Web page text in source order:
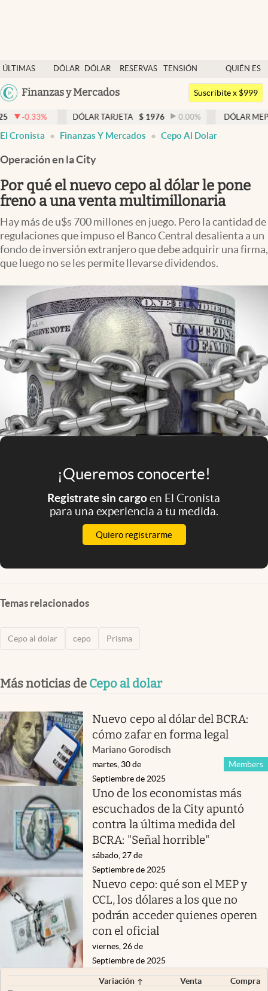
ÚLTIMAS
NOTICIAS
DÓLAR
DÓLAR
RESERVAS
TENSIÓN
GEOPOLÍTICA
QUIÉN ES
QUIÉN
Argentina
Uruguay
Finanzas y Mercados
Dólar
Members
Economía y Política
Finanzas y Mercados
Mercados Online
Negocios
Columnistas
Otras secciones
Apertura
Clase
Mundial 2026
Eventos Corporativos
El Cronista Studio
Mediakit
abre en nueva pestaña
Suscribite x $999
DÓLAR TARJETA $ 1976 0.00 % DÓLAR MEP $ 1526,03
El Cronista Finanzas Y Mercados Cepo Al Dolar
Operación en la City
Por qué el nuevo cepo al dólar le pone
freno a una venta multimillonaria
Hay más de u$s 700 millones en juego. Pero la cantidad de
regulaciones que impuso el Banco Central desalienta a un
fondo de inversión extranjero que debe adquirir una firma,
que luego no se les permite llevarse dividendos.
¡Queremos conocerte!
Registrate sin cargoen El Cronista
para una experiencia a tu medida.
Quiero registrarme
Temas relacionados
Cepo al dolar cepo Prisma
Más noticias de Cepo al dolar
Nuevo cepo al dólar del BCRA:
cómo zafar en forma legal
Mariano Gorodisch
Members
martes, 30 de
Septiembre de 2025
Uno de los economistas más
escuchados de la City apuntó
contra la última medida del
BCRA: "Señal horrible"
sábado, 27 de
Septiembre de 2025
Nuevo cepo: qué son el MEP y
CCL, los dólares a los que no
podrán acceder quienes operen
con el oficial
viernes, 26 de
Septiembre de 2025
Variación Venta
Compra